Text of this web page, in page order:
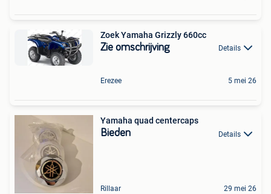
Zoek Yamaha Grizzly 660cc
Zie omschrijving Details
Erezee 5 mei 26
Yamaha quad centercaps
Bieden Details
Rillaar 29 mei 26